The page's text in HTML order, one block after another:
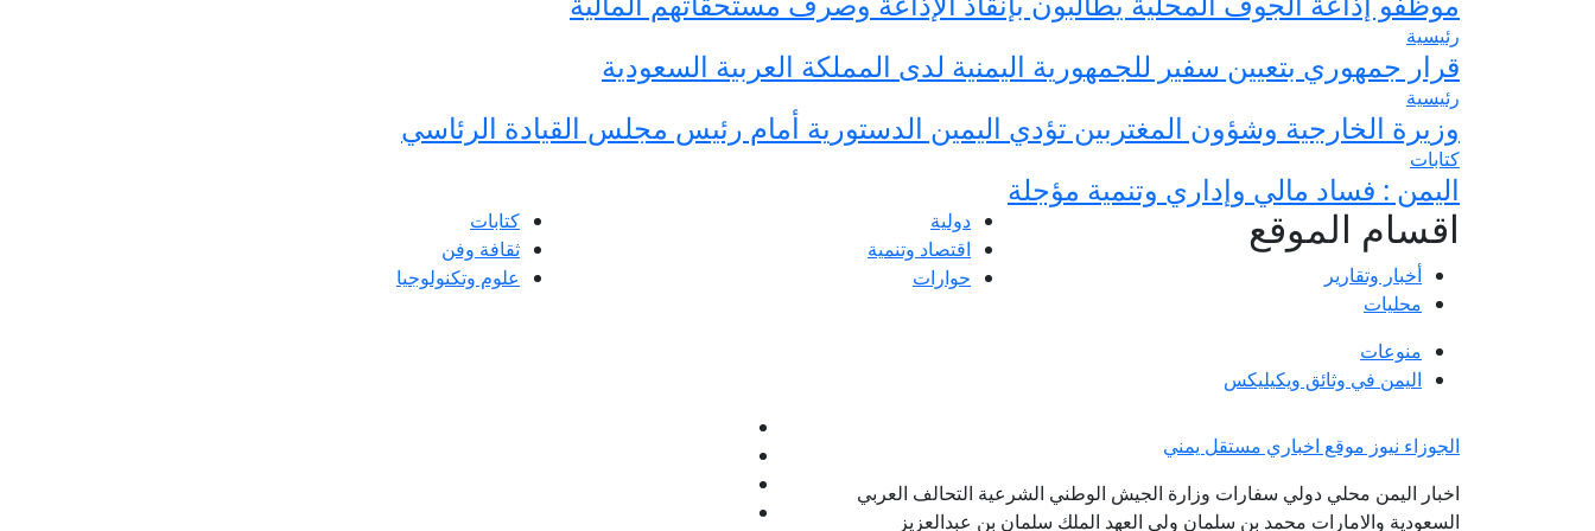
رئيسية
قرار جمهوري بتعيين سفير للجمهورية اليمنية لدى المملكة العربية السعودية
رئيسية
وزيرة الخارجية وشؤون المغتربين تؤدي اليمين الدستورية أمام رئيس مجلس القيادة الرئاسي
كتابات
اليمن : فساد مالي وإداري وتنمية مؤجلة
اقسام الموقع
أخبار وتقارير
محليات
دولية
اقتصاد وتنمية
حوارات
كتابات
ثقافة وفن
علوم وتكنولوجيا
منوعات
اليمن في وثائق ويكيليكس
الجوزاء نيوز موقع اخباري مستقل يمني
اخبار اليمن محلي دولي سفارات وزارة الجيش الوطني الشرعية التحالف العربي
السعودية والامارات محمد بن سلمان ولي العهد الملك سلمان بن عبدالعزيز